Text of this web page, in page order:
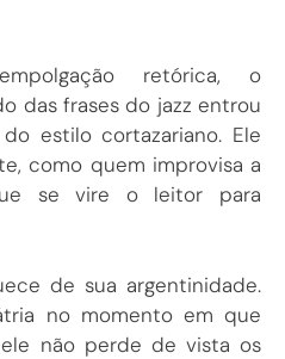
retórica, o
das frases do jazz entrou
estilo cortazariano. Ele
como quem improvisa a
se vire o leitor para
de sua argentinidade.
no momento em que
não perde de vista os